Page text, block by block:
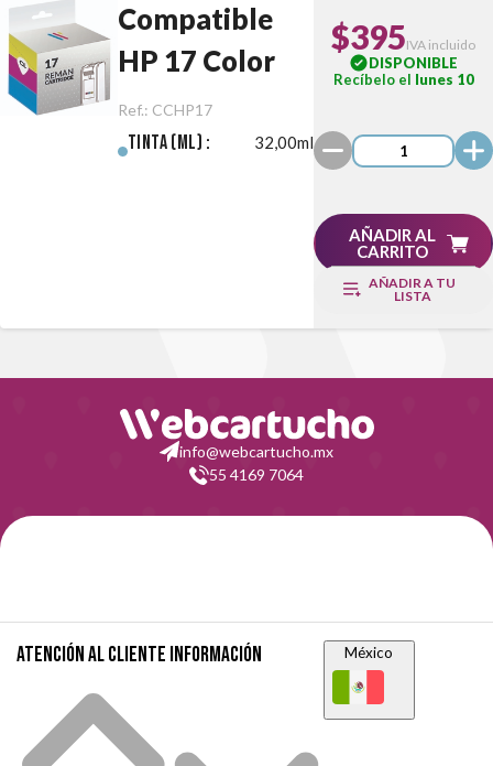
Compatible
HP 17 Color
Ref.: CCHP17
Tinta (ml) : 32,00ml
$395IVA incluido
DISPONIBLE
Recíbelo el lunes 10
AÑADIR AL
CARRITO
AÑADIR A TU
LISTA
info@webcartucho.mx
55 4169 7064
Atención al cliente Información México